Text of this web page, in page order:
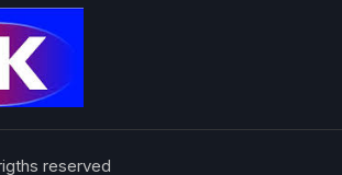
reserved